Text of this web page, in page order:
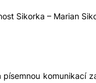
Sikorka – Marian
komunikací